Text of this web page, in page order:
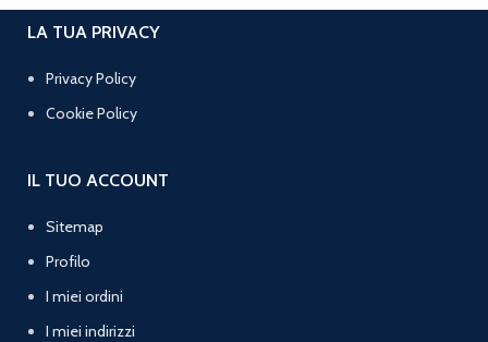
LA TUA PRIVACY
Privacy Policy
Cookie Policy
IL TUO ACCOUNT
Sitemap
Profilo
I miei ordini
I miei indirizzi